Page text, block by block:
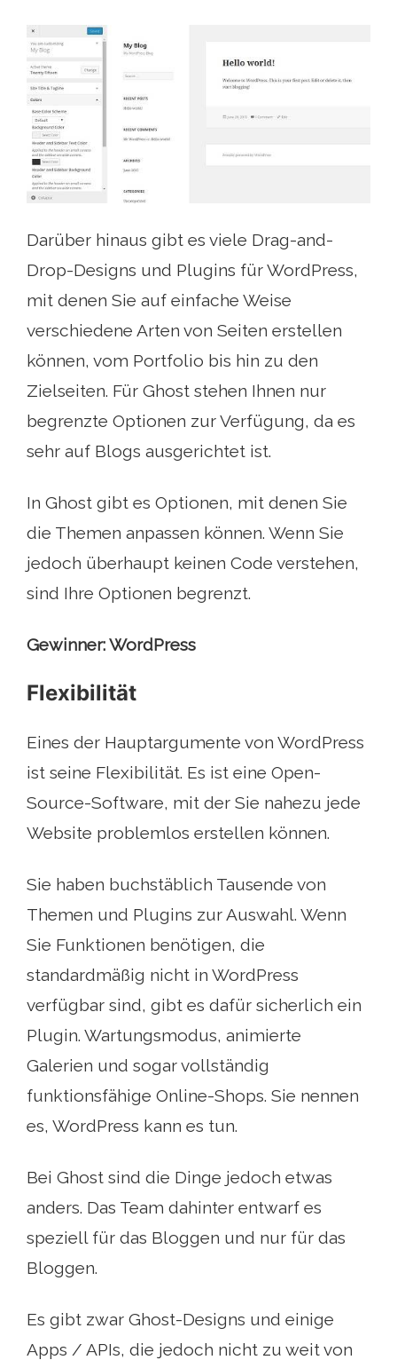
Darüber hinaus gibt es viele Drag-and-
Drop-Designs und Plugins für WordPress,
mit denen Sie auf einfache Weise
verschiedene Arten von Seiten erstellen
können, vom Portfolio bis hin zu den
Zielseiten. Für Ghost stehen Ihnen nur
begrenzte Optionen zur Verfügung, da es
sehr auf Blogs ausgerichtet ist.
In Ghost gibt es Optionen, mit denen Sie
die Themen anpassen können. Wenn Sie
jedoch überhaupt keinen Code verstehen,
sind Ihre Optionen begrenzt.
Gewinner: WordPress
Flexibilität
Eines der Hauptargumente von WordPress
ist seine Flexibilität. Es ist eine Open-
Source-Software, mit der Sie nahezu jede
Website problemlos erstellen können.
Sie haben buchstäblich Tausende von
Themen und Plugins zur Auswahl. Wenn
Sie Funktionen benötigen, die
standardmäßig nicht in WordPress
verfügbar sind, gibt es dafür sicherlich ein
Plugin. Wartungsmodus, animierte
Galerien und sogar vollständig
funktionsfähige Online-Shops. Sie nennen
es, WordPress kann es tun.
Bei Ghost sind die Dinge jedoch etwas
anders. Das Team dahinter entwarf es
speziell für das Bloggen und nur für das
Bloggen.
Es gibt zwar Ghost-Designs und einige
Apps / APIs, die jedoch nicht zu weit von